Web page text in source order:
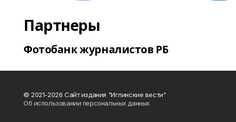
Партнеры
Фотобанк журналистов РБ
© 2021-2026 Сайт издания "Иглинские вести"
Об использовании персональных данных